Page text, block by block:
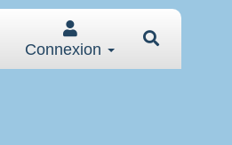
Connexion